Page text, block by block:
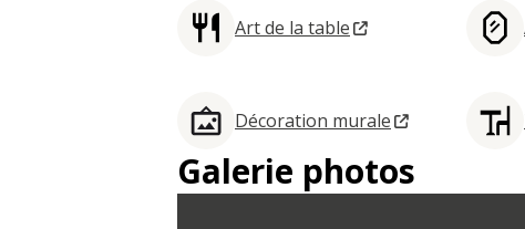
Art de la table
Décoration murale
Galerie photos